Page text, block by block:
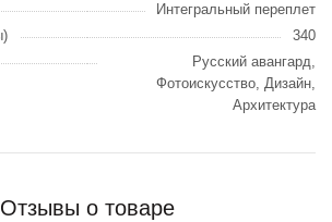
Интегральный переплет
340
Русский авангард,
Фотоискусство, Дизайн,
Архитектура
Отзывы о товаре